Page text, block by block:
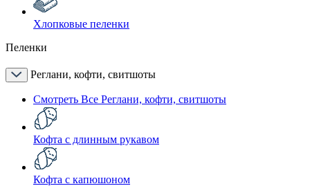
Хлопковые пеленки
Пеленки
Реглани, кофти, свитшоты
Смотреть Все Реглани, кофти, свитшоты
Кофта с длинным рукавом
Кофта с капюшоном